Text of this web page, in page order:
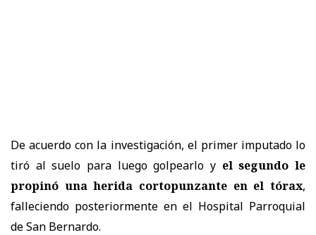
De acuerdo con la investigación, el primer imputado lo
tiró al suelo para luego golpearlo y el segundo le
propinó una herida cortopunzante en el tórax,
falleciendo posteriormente en el Hospital Parroquial
de San Bernardo.